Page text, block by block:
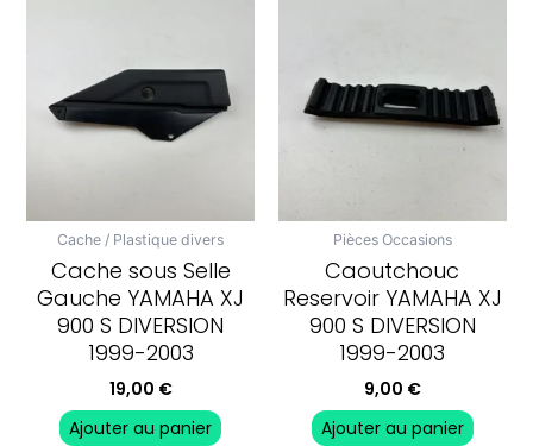
Cache / Plastique divers
Cache sous Selle
Gauche YAMAHA XJ
900 S DIVERSION
1999-2003
19,00 €
Ajouter au panier
Pièces Occasions
Caoutchouc
Reservoir YAMAHA XJ
900 S DIVERSION
1999-2003
9,00 €
Ajouter au panier